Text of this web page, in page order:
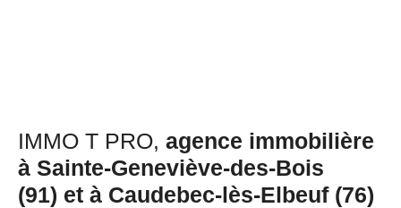
IMMO T PRO, agence immobilière
à Sainte-Geneviève-des-Bois
(91) et à Caudebec-lès-Elbeuf (76)